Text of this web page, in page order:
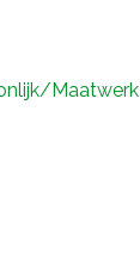
Maatwerk